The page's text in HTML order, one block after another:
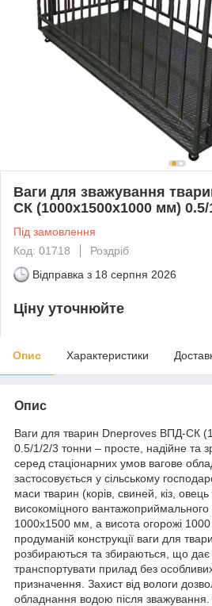
Ваги для зважування
СК (1000х1500х1000 мм) 0.5/
Під замовлення
Код: 01718
Роздріб
Відправка з 18 серпня 2026
Ціну уточнюйте
Опис Характеристики
Опис
Ваги для тварин Dneproves ВПД-СК
0.5/1/2/3 тонни – просте, надійне та
серед стаціонарних умов вагове
застосовується у сільському
маси тварин (корів, свиней, кіз,
високоміцного
1000х1500 мм, а висота огорожі
продуманій конструкції ваги для
розбираються та збираються, що дає
транспортувати прилад без
призначення. Захист від вологи
обладнання водою після